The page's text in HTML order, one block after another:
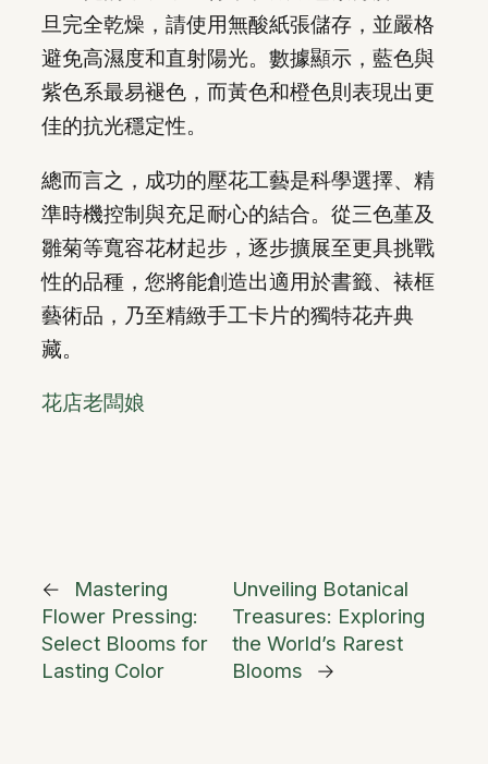
旦完全乾燥，請使用無酸紙張儲存，並嚴格
避免高濕度和直射陽光。數據顯示，藍色與
紫色系最易褪色，而黃色和橙色則表現出更
佳的抗光穩定性。
總而言之，成功的壓花工藝是科學選擇、精
準時機控制與充足耐心的結合。從三色堇及
雛菊等寬容花材起步，逐步擴展至更具挑戰
性的品種，您將能創造出適用於書籤、裱框
藝術品，乃至精緻手工卡片的獨特花卉典
藏。
花店老闆娘
←
Mastering
Flower Pressing:
Select Blooms for
Lasting Color
Unveiling Botanical
Treasures: Exploring
the World’s Rarest
Blooms
→